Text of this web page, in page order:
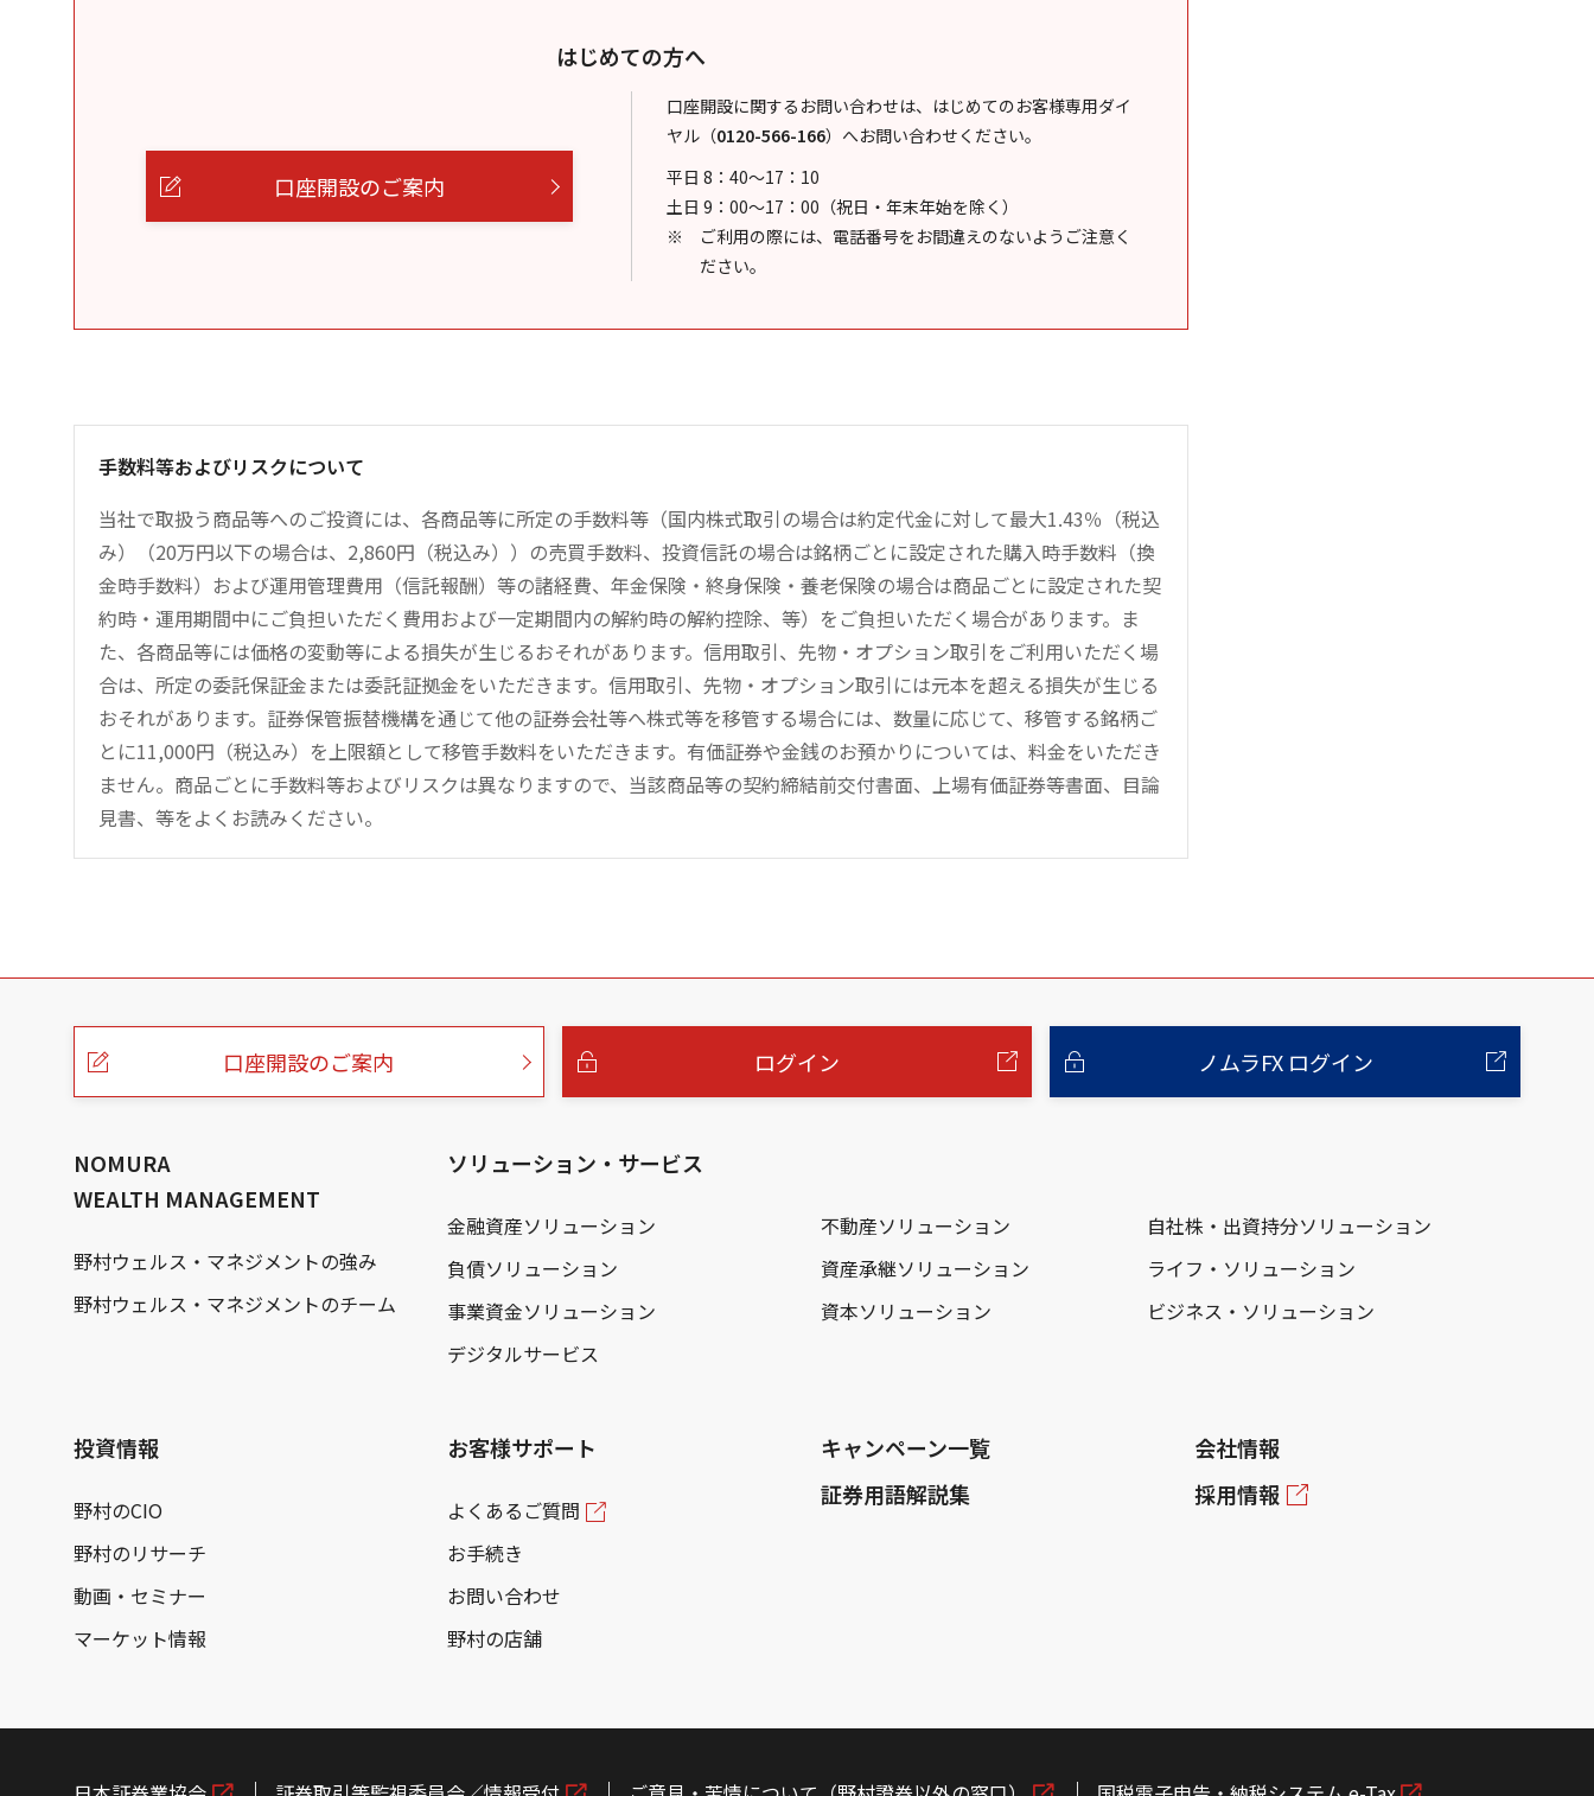
はじめての方へ
口座開設のご案内
口座開設に関するお問い合わせは、はじめてのお客様専用ダイ
ヤル （0120-566-166） へお問い合わせください。
平日 8：40～17：10
土日 9：00～17：00（祝日・年末年始を除く）
ご利用の際には、電話番号をお間違えのないようご注意く
ださい。
手数料等およびリスクについて
当社で取扱う商品等へのご投資には、各商品等に所定の手数料等（国内株式取引の場合は約定代金に対して最大1.43％（税込
み）（20万円以下の場合は、2,860円（税込み））の売買手数料、投資信託の場合は銘柄ごとに設定された購入時手数料（換
金時手数料）および運用管理費用（信託報酬）等の諸経費、年金保険・終身保険・養老保険の場合は商品ごとに設定された契
約時・運用期間中にご負担いただく費用および一定期間内の解約時の解約控除、等）をご負担いただく場合があります。ま
た、各商品等には価格の変動等による損失が生じるおそれがあります。信用取引、先物・オプション取引をご利用いただく場
合は、所定の委託保証金または委託証拠金をいただきます。信用取引、先物・オプション取引には元本を超える損失が生じる
おそれがあります。証券保管振替機構を通じて他の証券会社等へ株式等を移管する場合には、数量に応じて、移管する銘柄ご
とに11,000円（税込み）を上限額として移管手数料をいただきます。有価証券や金銭のお預かりについては、料金をいただき
ません。商品ごとに手数料等およびリスクは異なりますので、当該商品等の契約締結前交付書面、上場有価証券等書面、目論
見書、等をよくお読みください。
こ
口座開設のご案内 ログイン ノムラFX ログイン
NOMURA
WEALTH MANAGEMENT
野村ウェルス・マネジメントの強み
野村ウェルス・マネジメントのチーム
ソリューション・サービス
金融資産ソリューション 不動産ソリューション
自社株・出資持分ソリューション
負債ソリューション
資産承継ソリューション
ライフ・ソリューション
事業資金ソリューション
資本ソリューション
ビジネス・ソリューション
デジタルサービス
投資情報
野村のCIO
野村のリサーチ
動画・セミナー
マーケット情報
お客様サポート
よくあるご質問
お手続き
お問い合わせ
野村の店舗
キャンペーン一覧
証券用語解説集
会社情報
採用情報